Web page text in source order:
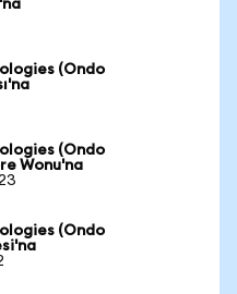
(Ondo
(Ondo
Wonu'na
(Ondo